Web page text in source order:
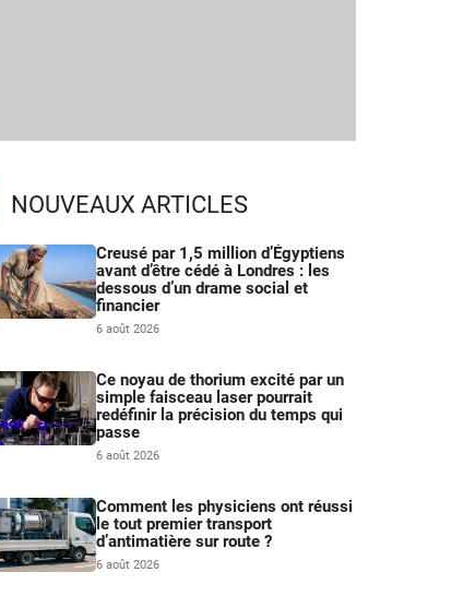
NOUVEAUX ARTICLES
Creusé par 1,5 million d’Égyptiens
avant d’être cédé à Londres : les
dessous d’un drame social et
financier
6 août 2026
Ce noyau de thorium excité par un
simple faisceau laser pourrait
redéfinir la précision du temps qui
passe
6 août 2026
Comment les physiciens ont réussi
le tout premier transport
d’antimatière sur route ?
6 août 2026